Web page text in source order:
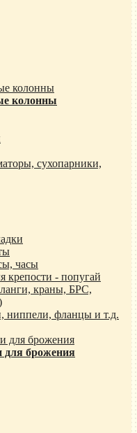
колонны
сухопарники,
часы
крепости - попугай
краны, БРС,
ниппели, фланцы и т.д.
для брожения